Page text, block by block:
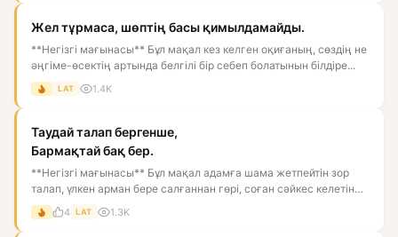
Жел тұрмаса, шөптің басы қимылдамайды.
**Негізгі мағынасы** Бұл мақал кез келген оқиғаның, сөздің не
әңгіме-өсектің артында белгілі бір себеп болатынын білдіре...
LAT 1.4K
Таудай талап бергенше,
Бармақтай бақ бер.
**Негізгі мағынасы** Бұл мақал адамға шама жетпейтін зор
талап, үлкен арман бере салғаннан гөрі, соған сәйкес келетін
ба...
4 LAT 1.3K